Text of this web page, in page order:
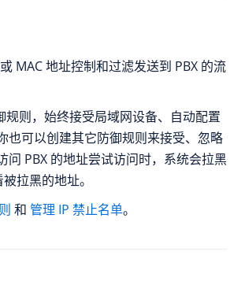
MAC 地址控制和过滤发送到 PBX 的流
规则，始终接受局域网设备、自动配置
也可以创建其它防御规则来接受、忽略
问 PBX 的地址尝试访问时，系统会拉黑
拉黑的地址。
和 管理 IP 禁止名单。